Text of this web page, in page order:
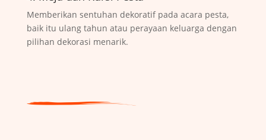
Memberikan sentuhan dekoratif pada acara pesta,
baik itu ulang tahun atau perayaan keluarga dengan
pilihan dekorasi menarik.